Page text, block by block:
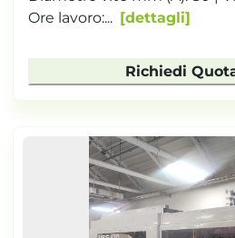
Ore lavoro:...
dettagli
Richiedi